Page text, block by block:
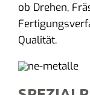
ob Drehen,
Qualität.